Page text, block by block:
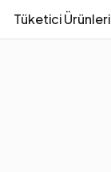
Tüketici Ürünleri